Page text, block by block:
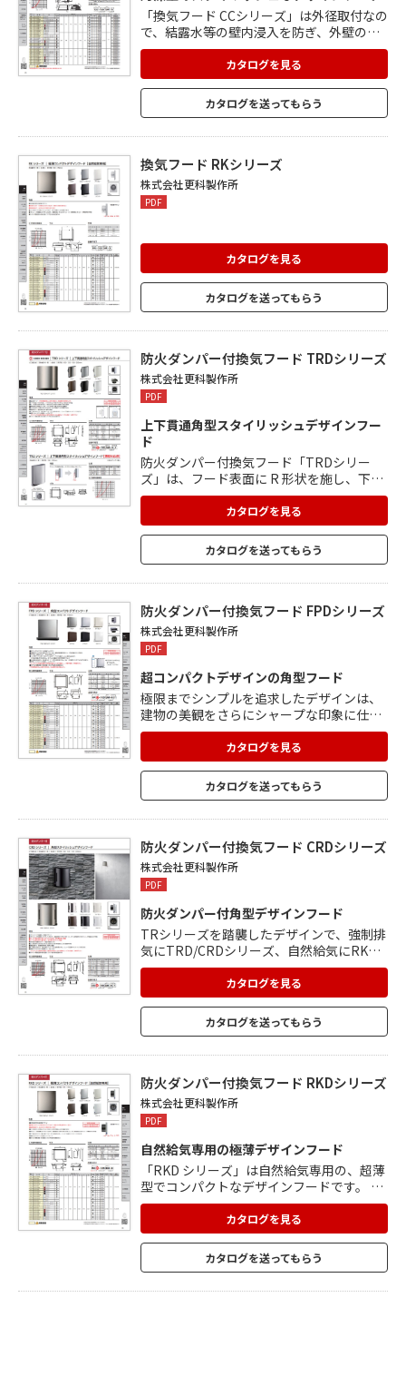
「換気フード CCシリーズ」は外径取付なの
で、結露水等の壁内浸入を防ぎ、外壁の破
損を防ぎます。 寒冷地や浴室に最適。 コー
キングを切らずにフードの脱着ができ、お
手入れもラクラク。 天井裏に制震板付で、
雨音を軽減します。 コンパクト設計でデザ
イン性を追求。 フードが斜めに深く下がっ
カタログを見る
カタログを送ってもらう
換気フード RKシリーズ
株式会社更科製作所
PDF
カタログを見る
カタログを送ってもらう
防火ダンパー付換気フード TRDシリーズ
株式会社更科製作所
PDF
上下貫通角型スタイリッシュデザインフー
ド
防火ダンパー付換気フード「TRDシリー
ズ」は、フード表面に R 形状を施し、下か
ら吹き上げる風はそのまま上へ通り抜ける
構造。 フード内部に水除け板があり、雨水
はガラリを避けた両側から落ちる構造にな
っています。 雨水がガラリ内部に入って
も、パイプの奥への浸入を防ぐ水止裏板
交換やメンテナンスが行えます。
カタログを見る
カタログを送ってもらう
防火ダンパー付換気フード FPDシリーズ
株式会社更科製作所
PDF
超コンパクトデザインの角型フード
極限までシンプルを追求したデザインは、
建物の美観をさらにシャープな印象に仕上
げます。 天井裏に制震材付きで、雨音を軽
減。 ノック式穴(2 カ所)が付いているの
で、ビスで外壁にしっかり固定できます。
ビス組立式なので、施工後もフード・ガラ
リ部を取り外し、ヒューズ交換やメンテナ
カタログを見る
カタログを送ってもらう
防火ダンパー付換気フード CRDシリーズ
株式会社更科製作所
PDF
防火ダンパー付角型デザインフード
TRシリーズを踏襲したデザインで、強制排
気にTRD/CRDシリーズ、自然給気にRKD
シリーズなどの組合せが可能。 フード下部
が斜めに深く下がっているので、雨仕舞の
良い構造。 フード上部を斜めに塞ぐこと
で、鳥の巣が作りにくい構造になっていま
す。 天井裏に制震材付きで、雨音を軽減し
薄型設計で、隣地境界が狭い場所に最適。
カタログを見る
カタログを送ってもらう
防火ダンパー付換気フード RKDシリーズ
株式会社更科製作所
PDF
自然給気専用の極薄デザインフード
「RKD シリーズ」は自然給気専用の、超薄
型でコンパクトなデザインフードです。 T
R シリーズを踏襲したデザインなので、強
制排気に TRD/CRD/CPD シリーズ・自然給
気に RKD シリーズ等組合せが可能。 外壁
からのフードの厚みはわずか 22mmで、外
壁からの突出感は感じにくい設計。 全方向
カタログを見る
カタログを送ってもらう